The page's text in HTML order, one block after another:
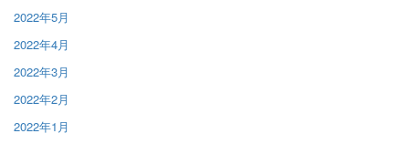
2022年5月
2022年4月
2022年3月
2022年2月
2022年1月